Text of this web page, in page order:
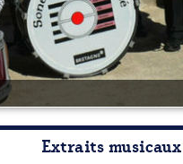
Extraits musicaux